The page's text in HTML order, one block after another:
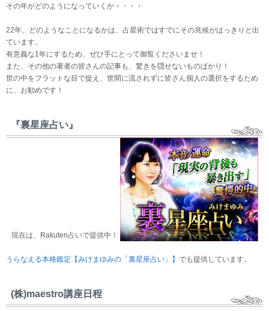
その年がどのようになっていくか・・・・
22年、どのようなことになるかは、占星術ではすでにその兆候がはっきりと出
ています。
有意義な1年にするため、ぜひ手にとって御覧くださいませ！
また、その他の著者の皆さんの記事も、驚きを隠せないものばかり！
世の中をフラットな目で捉え、世間に流されずに皆さん個人の選択をするため
に、お勧めです！
『裏星座占い』
現在は、Rakuten占いで提供中！
うらなえる本格鑑定【みけまゆみの「裏星座占い」】 でも提供しています。
(株)maestro講座日程